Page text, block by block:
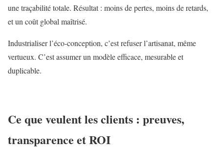
une traçabilité totale. Résultat : moins de pertes, moins de retards,
et un coût global maîtrisé.
Industrialiser l’éco-conception, c’est refuser l’artisanat, même
vertueux. C’est assumer un modèle efficace, mesurable et
duplicable.
Ce que veulent les clients : preuves,
transparence et ROI